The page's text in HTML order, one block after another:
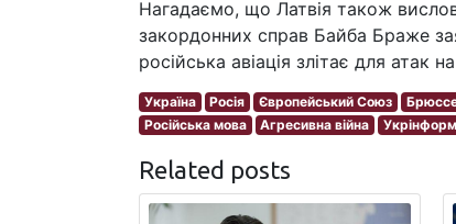
Нагадаємо, що Латвія також
закордонних справ Байба Браже
російська авіація злітає для атак
Україна Росія Європейський Союз
Російська мова
Агресивна війна Укрінформ
Related posts